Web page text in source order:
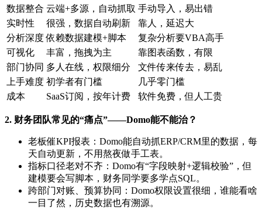
数据整合 云端+多源，自动抓取 手动导入，易出错
实时性
很强，数据自动刷新
靠人，延迟大
分析深度 依赖数据建模+脚本
复杂分析要VBA高手
可视化
丰富，拖拽为主
靠图表函数，有限
部门协同 多人在线，权限细分
文件传来传去，易乱
上手难度 初学者有门槛
几乎零门槛
成本
SaaS订阅，按年计费 软件免费，但人工贵
2. 财务团队常见的“痛点”——Domo能不能治？
老板催KPI报表：Domo能自动抓ERP/CRM里的数据，每
天自动更新，不用熬夜做手工表。
指标口径老对不齐：Domo有“字段映射+逻辑校验”，但
建模要会写脚本，财务同学要多学点SQL。
跨部门对账、预算协同：Domo权限设置很细，谁能看啥
一目了然，历史数据也有溯源。